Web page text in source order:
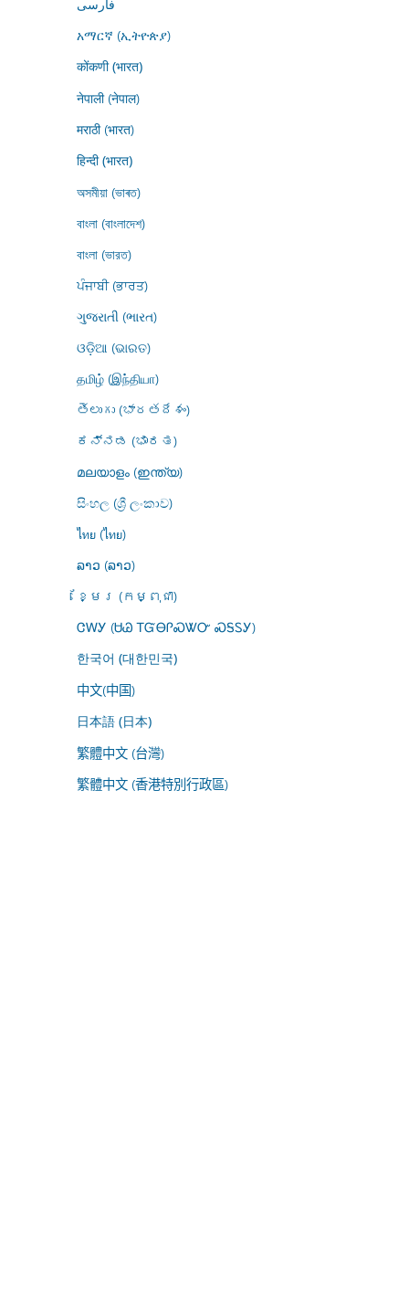
فارسى
አማርኛ (ኢትዮጵያ)
कोंकणी (भारत)
नेपाली (नेपाल)
मराठी (भारत)
हिन्दी (भारत)
অসমীয়া (ভাৰত)
বাংলা (বাংলাদেশ)
বাংলা (ভারত)
ਪੰਜਾਬੀ (ਭਾਰਤ)
ગુજરાતી (ભારત)
ଓଡ଼ିଆ (ଭାରତ)
தமிழ் (இந்தியா)
తెలుగు (భారతదేశం)
ಕನ್ನಡ (ಭಾರತ)
മലയാളം (ഇന്ത്യ)
සිංහල (ශ්‍රී ලංකාව)
ไทย (ไทย)
ລາວ (ລາວ)
ខ្មែរ (កម្ពុជា)
ᏣᎳᎩ (ᏌᏊ ᎢᏳᎾᎵᏍᏔᏅ ᏍᎦᏚᎩ)
한국어 (대한민국)
中文(中国)
日本語 (日本)
繁體中文 (台灣)
繁體中文 (香港特別行政區)